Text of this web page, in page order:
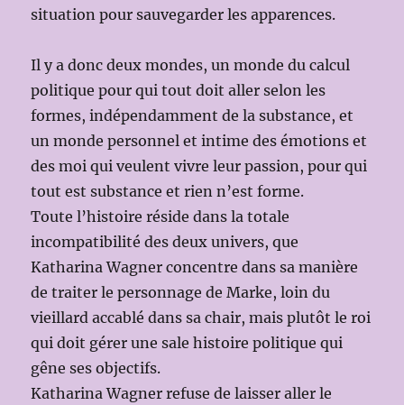
situation pour sauvegarder les apparences.
Il y a donc deux mondes, un monde du calcul
politique pour qui tout doit aller selon les
formes, indépendamment de la substance, et
un monde personnel et intime des émotions et
des moi qui veulent vivre leur passion, pour qui
tout est substance et rien n’est forme.
Toute l’histoire réside dans la totale
incompatibilité des deux univers, que
Katharina Wagner concentre dans sa manière
de traiter le personnage de Marke, loin du
vieillard accablé dans sa chair, mais plutôt le roi
qui doit gérer une sale histoire politique qui
gêne ses objectifs.
Katharina Wagner refuse de laisser aller le